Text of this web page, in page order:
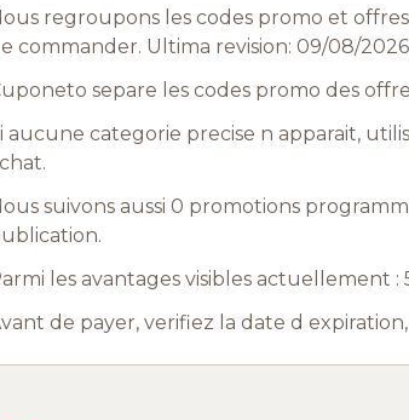
regroupons les codes promo et
commander. Ultima revision: 09/08/
separe les codes promo des
aucune categorie precise n apparait,
suivons aussi 0 promotions
les avantages visibles actuellement :
de payer, verifiez la date d